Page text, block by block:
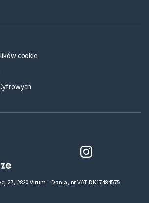
cookie
27, 2830 Virum – Dania, nr VAT DK17484575